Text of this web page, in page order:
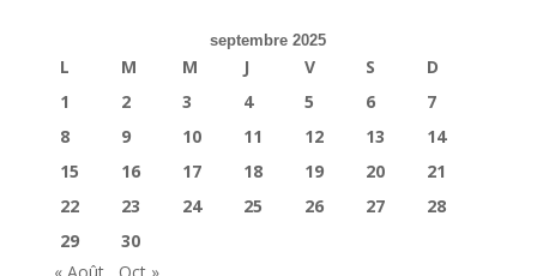
septembre 2025
L M M J V S
D
1
2 3 4 5 6
7
8
9 10 11 12 13
14
15
16 17 18 19 20
21
22
23 24 25 26 27
28
29
30